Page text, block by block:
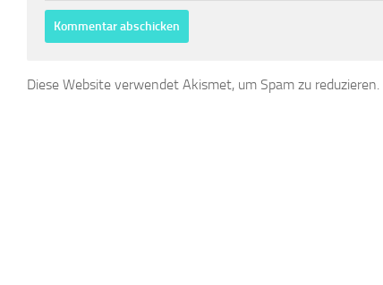
Diese Website verwendet Akismet, um Spam zu reduzieren.